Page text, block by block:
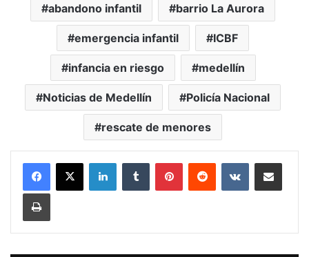
abandono infantil barrio La Aurora
emergencia infantil ICBF
infancia en riesgo medellín
Noticias de Medellín Policía Nacional
rescate de menores
LinkedInTumblr PinterestReddit VKontakteCompartir vía Mail
Print